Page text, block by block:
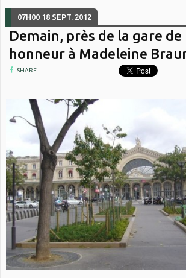
07H00 18 SEPT. 2012
Demain, près de la gare
honneur à Madeleine
SHARE